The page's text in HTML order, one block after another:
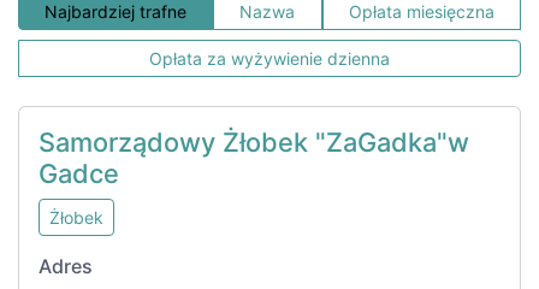
Najbardziej trafne Nazwa Opłata miesięczna
Opłata za wyżywienie dzienna
Samorządowy Żłobek "ZaGadka"w
Gadce
Żłobek
Adres